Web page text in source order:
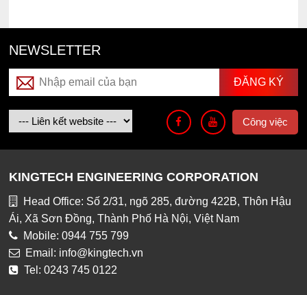
NEWSLETTER
Công việc
KINGTECH ENGINEERING CORPORATION
Head Office: Số 2/31, ngõ 285, đường 422B, Thôn Hậu
Ái, Xã Sơn Đồng, Thành Phố Hà Nội, Việt Nam
Mobile: 0944 755 799
Email: info@kingtech.vn
Tel: 0243 745 0122